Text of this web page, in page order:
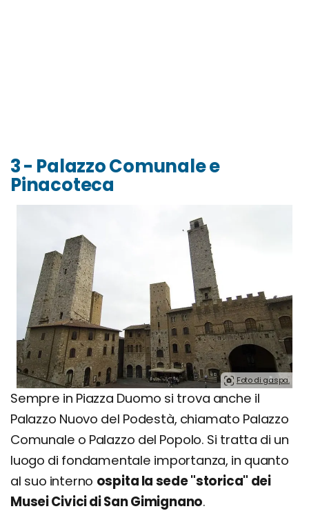
3 - Palazzo Comunale e
Pinacoteca
Foto di gaspa.
Sempre in Piazza Duomo si trova anche il
Palazzo Nuovo del Podestà, chiamato Palazzo
Comunale o Palazzo del Popolo. Si tratta di un
luogo di fondamentale importanza, in quanto
al suo interno ospita la sede "storica" dei
Musei Civici di San Gimignano.